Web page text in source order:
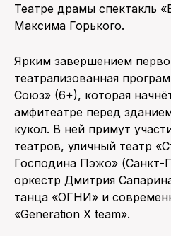
Театре драмы спектакль
Максима Горького.
Ярким завершением
театрализованная
Союз» (6+), которая
амфитеатре перед
кукол. В ней примут
театров, уличный театр
Господина Пэжо» (Санкт-
оркестр Дмитрия
танца «ОГНИ» и
«Generation X team».